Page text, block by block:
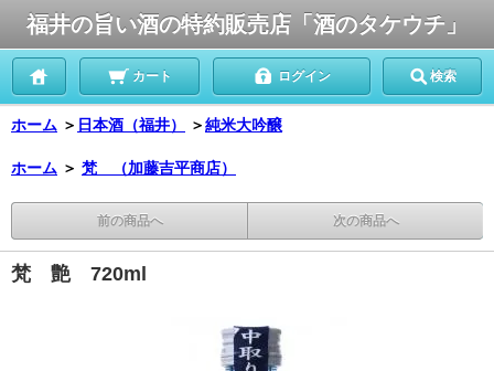
福井の旨い酒の特約販売店「酒のタケウチ」
カート ログイン 検索
ホーム ＞ 日本酒（福井） ＞純米大吟醸
ホーム ＞ 梵 （加藤吉平商店）
前の商品へ 次の商品へ
梵 艶 720ml